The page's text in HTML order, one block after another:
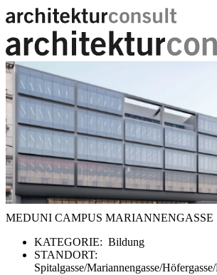
Sprung zum Inhalt
MEDUNI CAMPUS MARIANNENGASSE
KATEGORIE: Bildung
STANDORT:
Spitalgasse/Mariannengasse/